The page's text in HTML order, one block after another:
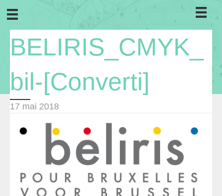
BELIRIS_CMYK_
bil-[Converti]
17 mai 2018